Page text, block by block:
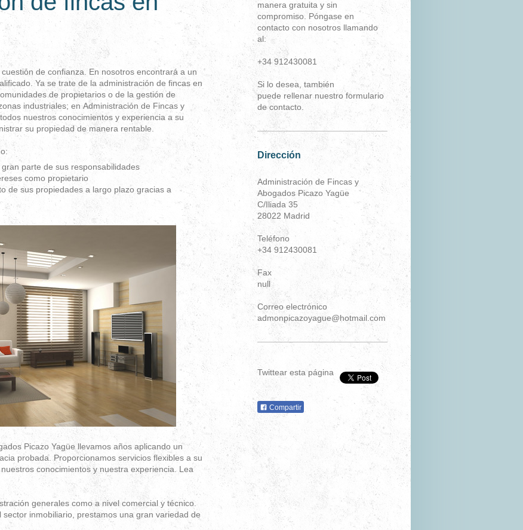
de confianza. En nosotros encontrará a un
Ya se trate de la administración de fincas en
de propietarios o de la gestión de
industriales; en Administración de Fincas y
nuestros conocimientos y experiencia a su
su propiedad de manera rentable.
parte de sus responsabilidades
como propietario
de sus propiedades a largo plazo gracias a
Picazo Yagüe llevamos años aplicando un
probada. Proporcionamos servicios flexibles a su
conocimientos y nuestra experiencia. Lea
generales como a nivel comercial y técnico.
inmobiliario, prestamos una gran variedad de
manera gratuita y sin
compromiso. Póngase en
contacto con nosotros llamando
al:
+34 912430081
Si lo desea, también
puede rellenar nuestro formulario
de contacto.
Dirección
Administración de Fincas y
Abogados Picazo Yagüe
C/Iliada 35
28022 Madrid
Teléfono
+34 912430081
Fax
null
Correo electrónico
admonpicazoyague@hotmail.com
Twittear esta página
Compartir